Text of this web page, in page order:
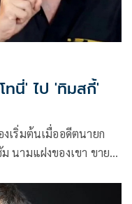
ทนี่' ไป 'ทิมสกี้'
เริ่มต้นเมื่ออดีตนายก
นามแฝงของเขา ขาย